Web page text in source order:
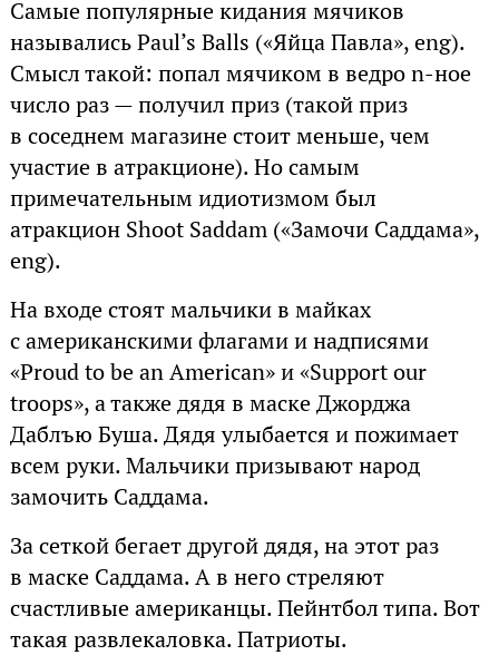
Самые популярные кидания мячиков
назывались Paul’s Balls («Яйца Павла», eng).
Смысл такой: попал мячиком в ведро n-ное
число раз — получил приз (такой приз
в соседнем магазине стоит меньше, чем
участие в атракционе). Но самым
примечательным идиотизмом был
атракцион Shoot Saddam («Замочи Саддама»,
eng).
На входе стоят мальчики в майках
с американскими флагами и надписями
«Proud to be an American» и «Support our
troops», а также дядя в маске Джорджа
Даблъю Буша. Дядя улыбается и пожимает
всем руки. Мальчики призывают народ
замочить Саддама.
За сеткой бегает другой дядя, на этот раз
в маске Саддама. А в него стреляют
счастливые американцы. Пейнтбол типа. Вот
такая развлекаловка. Патриоты.